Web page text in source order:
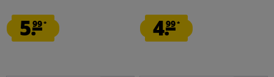
5.99* 4.99*